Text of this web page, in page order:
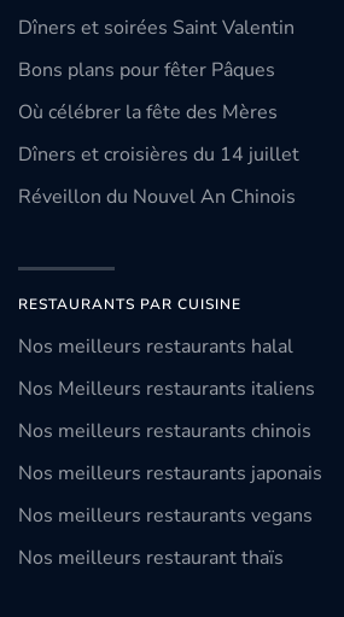
Dîners et soirées Saint Valentin
Bons plans pour fêter Pâques
Où célébrer la fête des Mères
Dîners et croisières du 14 juillet
Réveillon du Nouvel An Chinois
RESTAURANTS PAR CUISINE
Nos meilleurs restaurants halal
Nos Meilleurs restaurants italiens
Nos meilleurs restaurants chinois
Nos meilleurs restaurants japonais
Nos meilleurs restaurants vegans
Nos meilleurs restaurant thaïs